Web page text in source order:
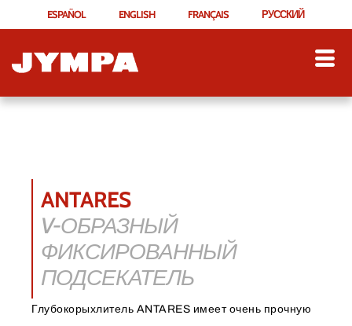
ESPAÑOL ENGLISH FRANÇAIS РУССКИЙ
ANTARES
V-ОБРАЗНЫЙ
ФИКСИРОВАННЫЙ
ПОДСЕКАТЕЛЬ
Глубокорыхлитель ANTARES имеет очень прочную